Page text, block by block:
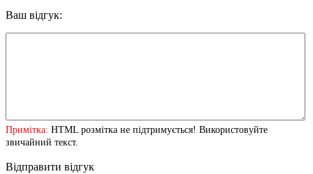
Ваш відгук:
Примітка: HTML розмітка не підтримується! Використовуйте
звичайний текст.
Відправити відгук